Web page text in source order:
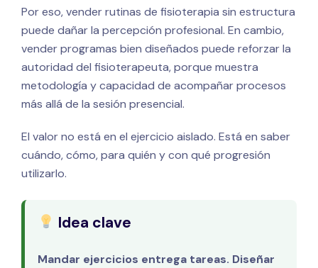
Por eso, vender rutinas de fisioterapia sin estructura
puede dañar la percepción profesional. En cambio,
vender programas bien diseñados puede reforzar la
autoridad del fisioterapeuta, porque muestra
metodología y capacidad de acompañar procesos
más allá de la sesión presencial.
El valor no está en el ejercicio aislado. Está en saber
cuándo, cómo, para quién y con qué progresión
utilizarlo.
Idea clave
Mandar ejercicios entrega tareas. Diseñar